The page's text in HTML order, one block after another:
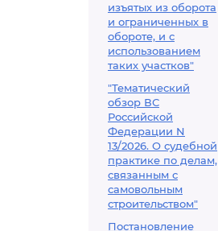
изъятых из оборота
и ограниченных в
обороте, и с
использованием
таких участков"
"Тематический
обзор ВС
Российской
Федерации N
13/2026. О судебной
практике по делам,
связанным с
самовольным
строительством"
Постановление